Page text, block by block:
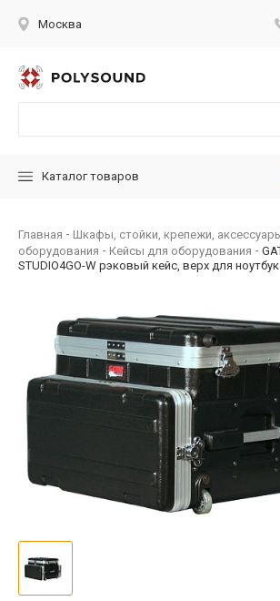
Москва
Каталог товаров
Главная
Шкафы, стойки, крепежи,
оборудования
Кейсы для оборудования
STUDIO4GO-W рэковый кейс, верх для